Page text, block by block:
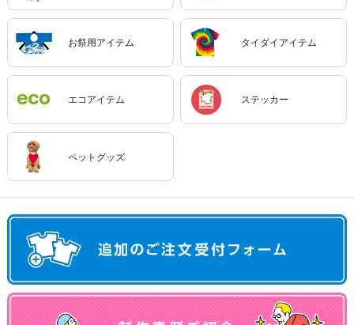
お祭用アイテム タイダイアイテム
エコアイテム ステッカー
ペットグッズ